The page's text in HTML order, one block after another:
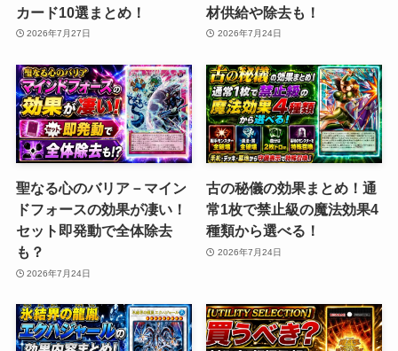
カード10選まとめ！
2026年7月27日
材供給や除去も！
2026年7月24日
聖なる心のバリア－マイン
ドフォースの効果が凄い！
セット即発動で全体除去
も？
2026年7月24日
古の秘儀の効果まとめ！通
常1枚で禁止級の魔法効果4
種類から選べる！
2026年7月24日